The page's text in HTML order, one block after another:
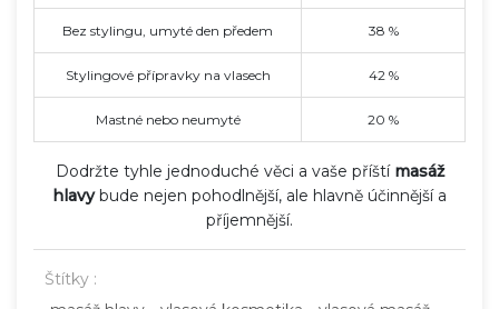
Bez stylingu, umyté den předem 38 %
Stylingové přípravky na vlasech 42 %
Mastné nebo neumyté 20 %
Dodržte tyhle jednoduché věci a vaše příští masáž
hlavybude nejen pohodlnější, ale hlavně účinnější a
příjemnější.
Štítky :